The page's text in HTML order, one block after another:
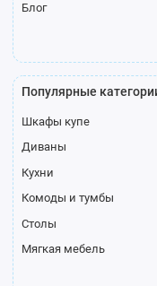
Блог
Популярные
Шкафы купе
Диваны
Кухни
Комоды и тумбы
Столы
Мягкая мебель